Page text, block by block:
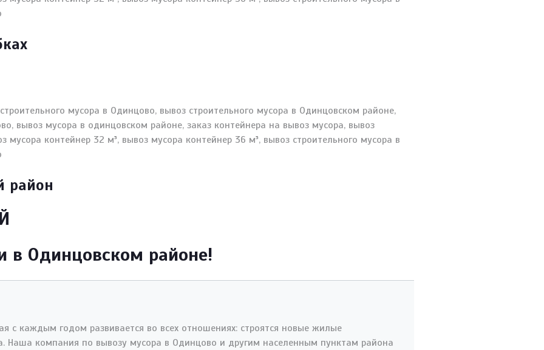
район
в Одинцовском районе!
с каждым годом развивается во всех отношениях: строятся новые жилые
Наша компания по вывозу мусора в Одинцово и другим населенным пунктам района